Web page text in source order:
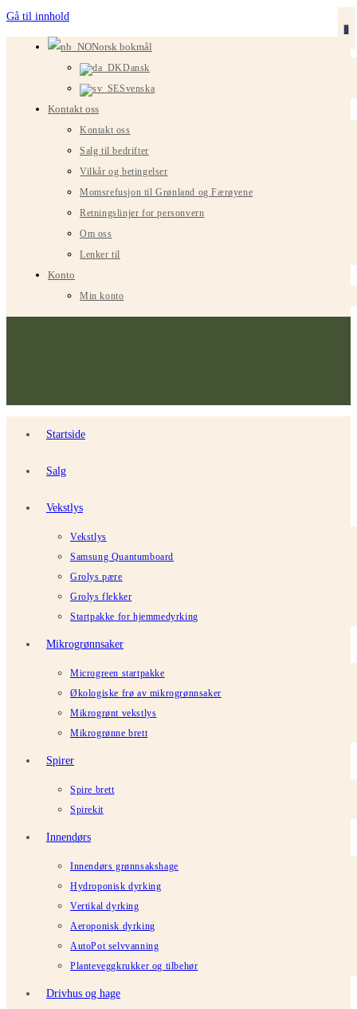
Gå til innhold
Norsk bokmål
Dansk
Svenska
Kontakt oss
Kontakt oss
Salg til bedrifter
Vilkår og betingelser
Momsrefusjon til Grønland og Færøyene
Retningslinjer for personvern
Om oss
Lenker til
Konto
Min konto
Startside
Salg
Vekstlys
Vekstlys
Samsung Quantumboard
Grolys pære
Grolys flekker
Startpakke for hjemmedyrking
Mikrogrønnsaker
Microgreen startpakke
Økologiske frø av mikrogrønnsaker
Mikrogrønt vekstlys
Mikrogrønne brett
Spirer
Spire brett
Spirekit
Innendørs
Innendørs grønnsakshage
Hydroponisk dyrking
Vertikal dyrking
Aeroponisk dyrking
AutoPot selvvanning
Planteveggkrukker og tilbehør
Drivhus og hage
0